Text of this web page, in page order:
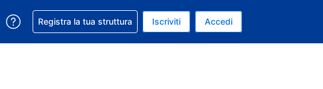
Valuta attuale: Dollaro statunitense
la tua lingua. Lingua attuale: Italiano
Ricevi aiuto con la prenotazione
Registra la tua struttura Iscriviti Accedi